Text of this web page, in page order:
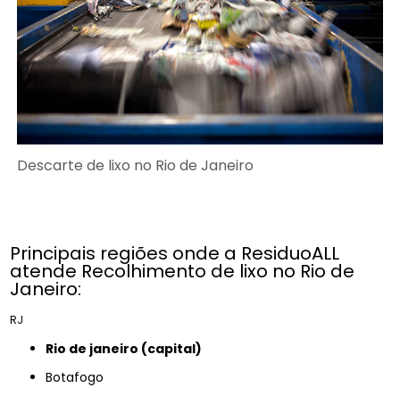
Descarte de lixo no Rio de Janeiro
Principais regiões onde a ResiduoALL
atende Recolhimento de lixo no Rio de
Janeiro:
RJ
rio de janeiro (capital)
Botafogo